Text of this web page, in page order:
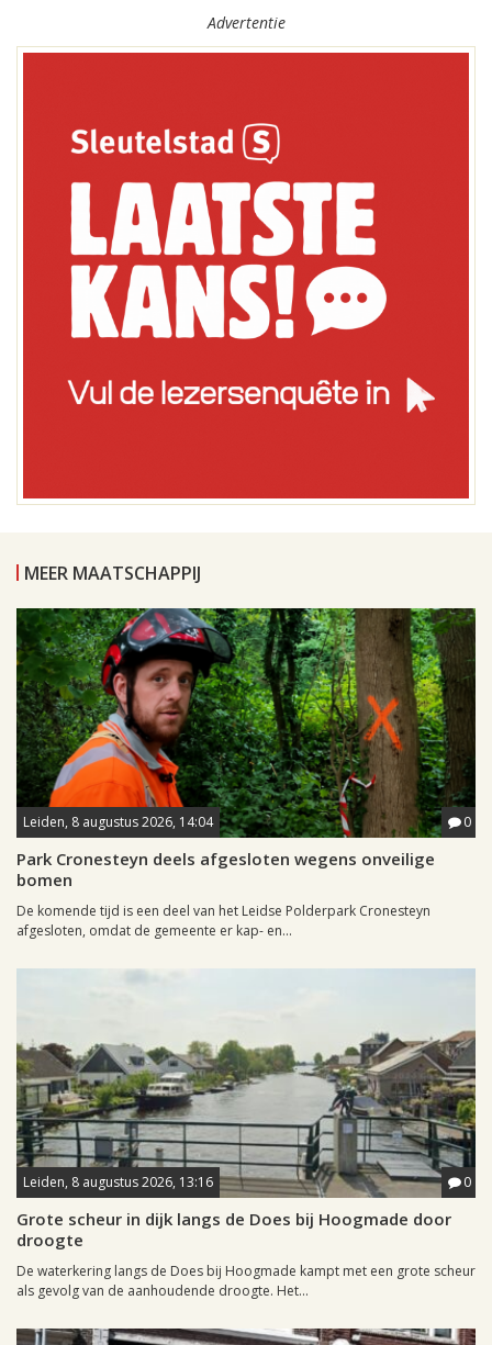
Advertentie
MEER MAATSCHAPPIJ
Leiden, 8 augustus 2026, 14:04 0
Park Cronesteyn deels afgesloten wegens onveilige
bomen
De komende tijd is een deel van het Leidse Polderpark Cronesteyn
afgesloten, omdat de gemeente er kap- en...
Leiden, 8 augustus 2026, 13:16 0
Grote scheur in dijk langs de Does bij Hoogmade door
droogte
De waterkering langs de Does bij Hoogmade kampt met een grote scheur
als gevolg van de aanhoudende droogte. Het...